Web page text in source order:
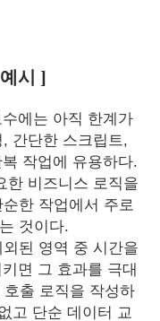
시 ]
에는 아직 한계가
간단한 스크립트,
작업에 유용하다.
한 비즈니스 로직을
한 작업에서 주로
것이다.
된 영역 중 시간을
면 그 효과를 극대
출 로직을 작성하
고 단순 데이터 교